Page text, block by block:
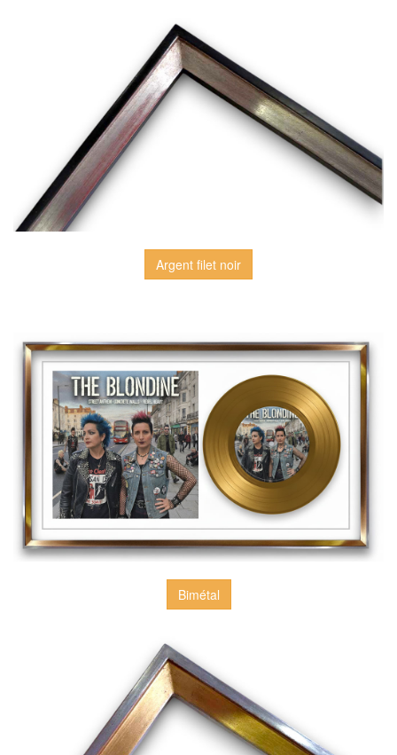
Argent filet noir
Bimétal